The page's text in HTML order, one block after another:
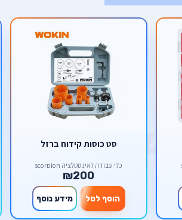
סט כוסות קידוח ברזל
כלי עבודה לאינסטלציה scorpion
₪200
הוסף לסל מידע נוסף